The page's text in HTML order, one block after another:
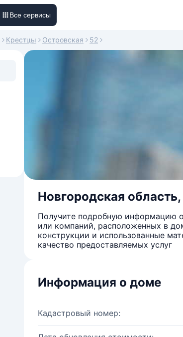
Все сервисы
Крестцы Островская 52
Новгородская
Получите подробную информацию
или компаний, расположенных в
конструкции и использованные
качество предоставляемых услуг
Информация о доме
Кадастровый номер: